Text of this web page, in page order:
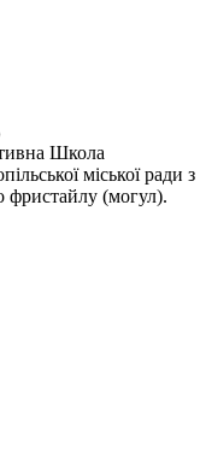
Школа
міської ради з
фристайлу (могул).